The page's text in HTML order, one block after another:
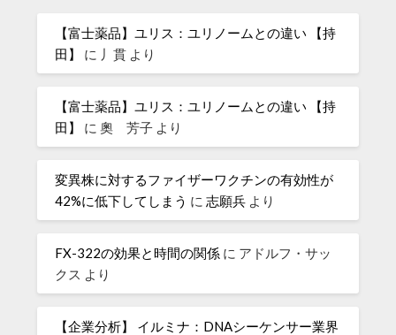
【富士薬品】ユリス：ユリノームとの違い 【持
田】
に 丿貫 より
【富士薬品】ユリス：ユリノームとの違い 【持
田】
に奧 芳子 より
変異株に対するファイザーワクチンの有効性が
42%に低下してしまう に志願兵 より
FX-322の効果と時間の関係 に アドルフ・サッ
クス より
【企業分析】 イルミナ：DNAシーケンサー業界